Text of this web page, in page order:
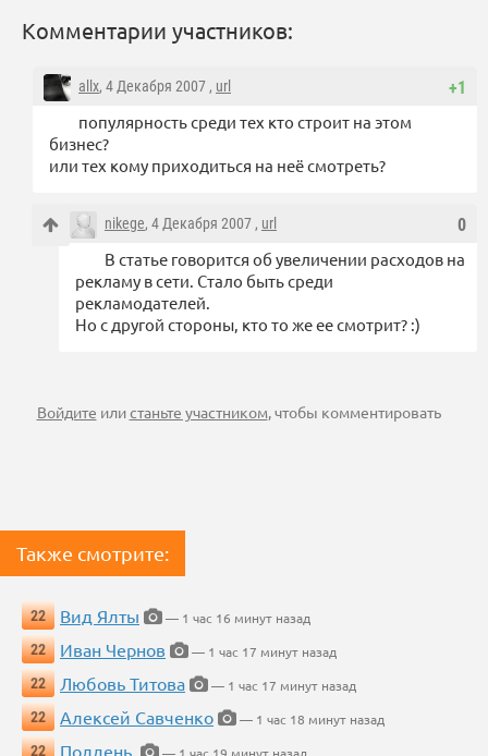
Комментарии участников:
+1
allx, 4 Декабря 2007 , url
популярность среди тех кто строит на этом
бизнес?
или тех кому приходиться на неё смотреть?
0
nikege, 4 Декабря 2007 , url
В статье говорится об увеличении расходов на
рекламу в сети. Стало быть среди
рекламодателей.
Но с другой стороны, кто то же ее смотрит? :)
Войдите илистаньте участником, чтобы комментировать
Также смотрите:
22 Вид Ялты
— 1 час 16 минут назад
22
Иван Чернов
— 1 час 17 минут назад
22
Любовь Титова
— 1 час 17 минут назад
22
Алексей Савченко
— 1 час 18 минут назад
22
Полдень.